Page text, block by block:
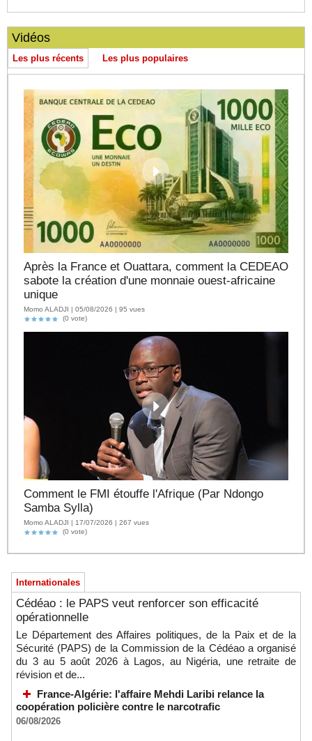
Vidéos
Les plus récents Les plus populaires
Après la France et Ouattara, comment la CEDEAO
sabote la création d'une monnaie ouest-africaine
unique
Momo ALADJI | 05/08/2026 | 95 vues
(0 vote)
Comment le FMI étouffe l'Afrique (Par Ndongo
Samba Sylla)
Momo ALADJI | 17/07/2026 | 267 vues
(0 vote)
Internationales
Cédéao : le PAPS veut renforcer son efficacité
opérationnelle
Le Département des Affaires politiques, de la Paix et de la
Sécurité (PAPS) de la Commission de la Cédéao a organisé
du 3 au 5 août 2026 à Lagos, au Nigéria, une retraite de
révision et de...
France-Algérie: l'affaire Mehdi Laribi relance la
coopération policière contre le narcotrafic
06/08/2026